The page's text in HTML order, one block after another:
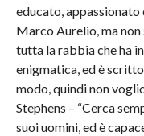
educato,
Marco Aurelio, ma
tutta la rabbia che ha
enigmatica, ed è
modo, quindi non
Stephens – “Cerca
suoi uomini, ed è